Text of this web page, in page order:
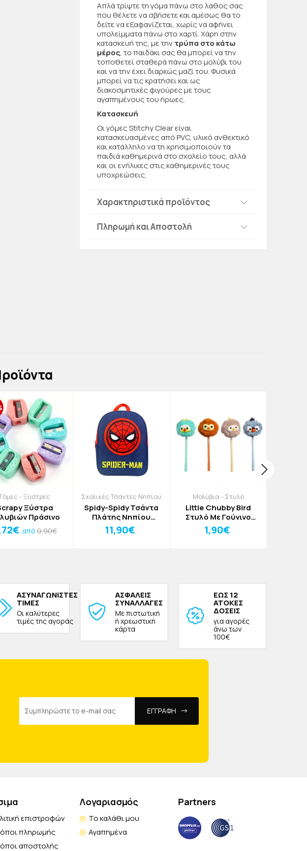
Απλά τρίψτε τη γόμα πάνω στο λάθος σας
που θέλετε να σβήσετε και αμέσως θα το
δείτε να εξαφανίζεται, χωρίς να αφήνει
υπολείμματα πάνω στο χαρτί. Χάρη στην
κατασκευή της, με τηντρύπα στο κάτω
μέρος, το παιδάκι σας θα μπορεί να την
τοποθετεί σταθερά πάνω στο μολύβι του
και να την έχει διαρκώς μαζί του. Φυσικά
μπορεί να τις κρατήσει και ως
διακοσμητικές φιγούρες με τους
αγαπημένους του ήρωες.
Κατασκευή
Οι γόμες Stitchy Clear είναι
κατασκευασμένες από PVC, υλικό ανθεκτικό
και κατάλληλο να τη χρησιμοποιούν τα
παιδιά καθημερινά στο σχολείο τους, αλλά
και οι ενήλικες στις καθημερινές τους
υποχρεώσεις.
Χαρακτηριστικά προϊόντος
Πληρωμή και Αποστολή
Γόμες - Ξύστρες
Ξύστρα
Πράσινο
από0,90€
Σχολικές Τσάντες Νηπίου
Spidy-Spidy Τσάντα
Πλάτης Νηπίου
Spiderman 3D 27cm
11,90€
Μολύβια - Στυλό
Little Chubby Bird
Στυλό Με Γούνινο
Πουλάκι Καφέ
1,90€
ΑΣΥΝΑΓΩΝΙΣΤΕΣ
ΤΙΜΕΣ
Οι καλύτερες
τιμές της αγοράς
ΑΣΦΑΛΕΙΣ
ΣΥΝΑΛΛΑΓΕΣ
Με πιστωτική
ή χρεωστική
κάρτα
ΕΩΣ 12
ΑΤΟΚΕΣ
ΔΟΣΕΙΣ
για αγορές
άνω των
100€
ΕΓΓΡΑΦΗ
επιστροφών
πληρωμής
αποστολής
Λογαριασμός
Το καλάθι μου
Αγαπημένα
Partners